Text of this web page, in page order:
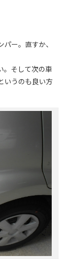
ー。直すか、
。そして次の車
いうのも良い方